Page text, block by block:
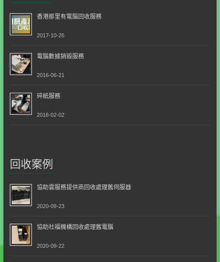
香港那里有電腦回收服務
2017-10-26
電腦數據銷毀服務
2016-06-21
碎紙服務
2016-02-02
回收案例
協助雲服務提供商回收處理舊伺服器
2020-09-23
協助社福機構回收處理舊電腦
2020-09-22